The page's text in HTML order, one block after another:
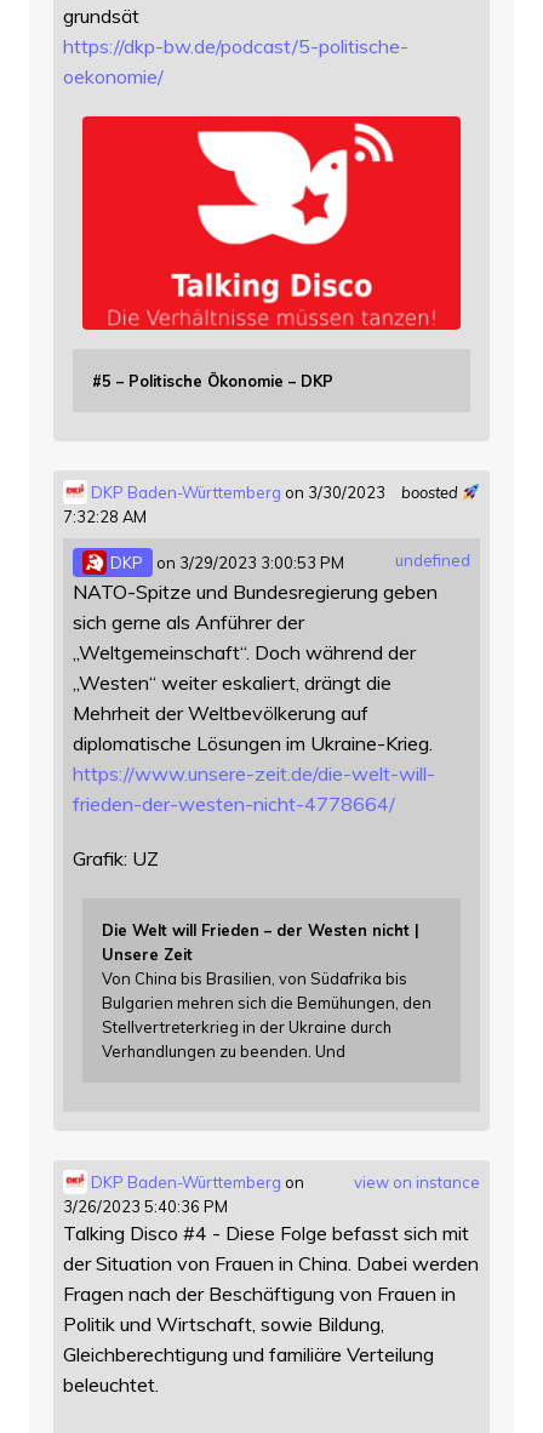
grundsät
https://dkp-bw.de/podcast/5-politische-
oekonomie/
#5 – Politische Ökonomie – DKP
boosted
DKP Baden-Württemberg on 3/30/2023
7:32:28 AM
undefined
DKP on 3/29/2023 3:00:53 PM
NATO-Spitze und Bundesregierung geben
sich gerne als Anführer der
„Weltgemeinschaft“. Doch während der
„Westen“ weiter eskaliert, drängt die
Mehrheit der Weltbevölkerung auf
diplomatische Lösungen im Ukraine-Krieg.
https://www.unsere-zeit.de/die-welt-will-
frieden-der-westen-nicht-4778664/
Grafik: UZ
Die Welt will Frieden – der Westen nicht |
Unsere Zeit
Von China bis Brasilien, von Südafrika bis
Bulgarien mehren sich die Bemühungen, den
Stellvertreterkrieg in der Ukraine durch
Verhandlungen zu beenden. Und
view on instance
DKP Baden-Württemberg on
3/26/2023 5:40:36 PM
Talking Disco #4 - Diese Folge befasst sich mit
der Situation von Frauen in China. Dabei werden
Fragen nach der Beschäftigung von Frauen in
Politik und Wirtschaft, sowie Bildung,
Gleichberechtigung und familiäre Verteilung
beleuchtet.